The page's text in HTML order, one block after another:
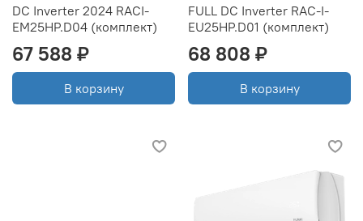
DC Inverter 2024 RACI-
EM25HP.D04 (комплект)
67 588 ₽
В корзину
FULL DC Inverter RAC-I-
EU25HP.D01 (комплект)
68 808 ₽
В корзину